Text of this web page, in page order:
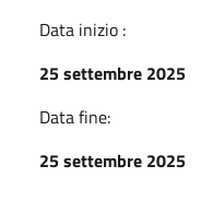
Data inizio :
25 settembre 2025
Data fine:
25 settembre 2025